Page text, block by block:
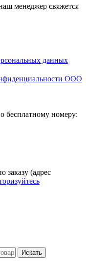
менеджер свяжется
данных
ООО
бесплатному номеру:
(адрес
Искать